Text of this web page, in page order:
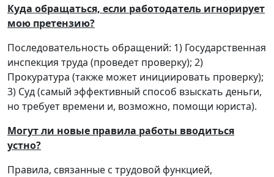
Куда обращаться, если работодатель игнорирует
мою претензию?
Последовательность обращений: 1) Государственная
инспекция труда (проведет проверку); 2)
Прокуратура (также может инициировать проверку);
3) Суд (самый эффективный способ взыскать деньги,
но требует времени и, возможно, помощи юриста).
Могут ли новые правила работы вводиться
устно?
Правила, связанные с трудовой функцией,